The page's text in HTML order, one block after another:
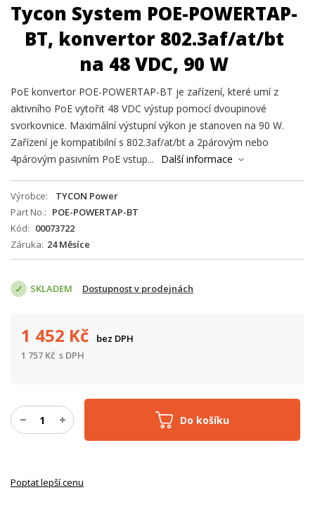
Tycon System POE-POWERTAP-
BT, konvertor 802.3af/at/bt
na 48 VDC, 90 W
PoE konvertor POE-POWERTAP-BT je zařízení, které umí z
aktivního PoE vytořit 48 VDC výstup pomocí dvoupinové
svorkovnice. Maximální výstupní výkon je stanoven na 90 W.
Zařízení je kompatibilní s 802.3af/at/bt a 2párovým nebo
4párovým pasivním PoE vstup...
Další informace
Výrobce
TYCON Power
Part No.
POE-POWERTAP-BT
Kód
00073722
Záruka 24 Měsíce
SKLADEM Dostupnost v prodejnách
Do košíku
1 452 Kč
bez DPH
1 757 Kč s DPH
Poptat lepší cenu